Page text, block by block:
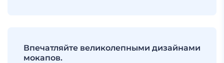
Впечатляйте великолепными дизайнами
мокапов.